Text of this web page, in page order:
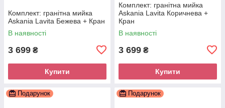
Комплект: гранітна мийка
Askania Lavita Бежева + Кран
В наявності
3 699 ₴
Купити
Комплект: гранітна мийка
Askania Lavita Коричнева +
Кран
В наявності
3 699 ₴
Купити
Подарунок Подарунок